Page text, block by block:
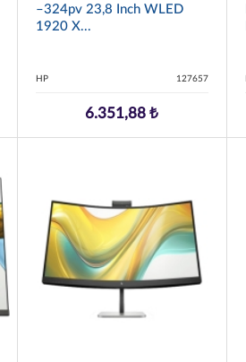
–324pv 23,8 Inch WLED
1920 X...
HP 127657
6.351,88 ₺